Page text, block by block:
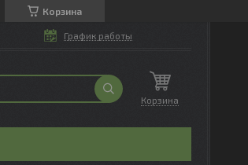
Корзина
График работы
Корзина